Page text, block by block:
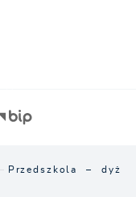
Przedszkola –